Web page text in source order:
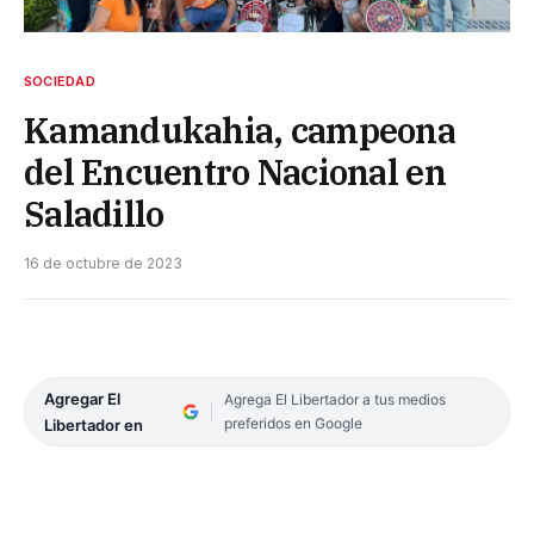
SOCIEDAD
Kamandukahia, campeona
del Encuentro Nacional en
Saladillo
16 de octubre de 2023
Agregar El
Libertador en
Agrega El Libertador a tus medios
preferidos en Google